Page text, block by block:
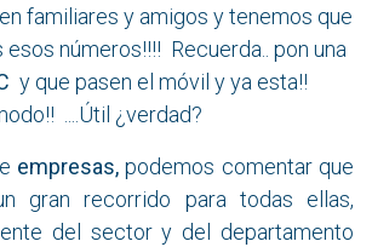
familiares y amigos y tenemos que
números!!!! Recuerda.. pon una
y que pasen el móvil y ya esta!!
....Útil ¿verdad?
empresas, podemos comentar que
gran recorrido para todas ellas,
del sector y del departamento